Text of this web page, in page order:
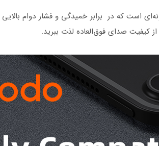
است که در برابر خمیدگی و فشار دوام بالایی